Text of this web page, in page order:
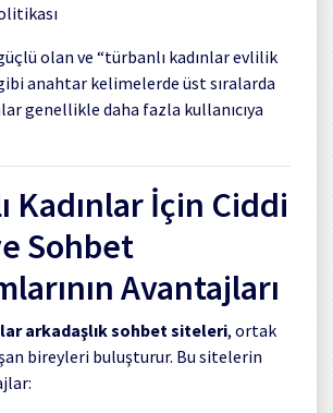
güçlü olan ve “türbanlı kadınlar evlilik
anahtar kelimelerde üst sıralarda
genellikle daha fazla kullanıcıya
Kadınlar İçin Ciddi
Sohbet
Avantajları
arkadaşlık sohbet siteleri, ortak
bireyleri buluşturur. Bu sitelerin